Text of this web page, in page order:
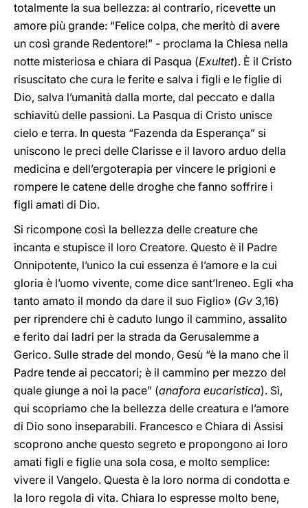
totalmente la sua bellezza: al contrario, ricevette un
amore più grande: “Felice colpa, che meritò di avere
un così grande Redentore!” - proclama la Chiesa nella
notte misteriosa e chiara di Pasqua (Exultet). È il Cristo
risuscitato che cura le ferite e salva i figli e le figlie di
Dio, salva l’umanità dalla morte, dal peccato e dalla
schiavitù delle passioni. La Pasqua di Cristo unisce
cielo e terra. In questa “Fazenda da Esperança” si
uniscono le preci delle Clarisse e il lavoro arduo della
medicina e dell’ergoterapia per vincere le prigioni e
rompere le catene delle droghe che fanno soffrire i
figli amati di Dio.
Si ricompone così la bellezza delle creature che
incanta e stupisce il loro Creatore. Questo è il Padre
Onnipotente, l’unico la cui essenza é l’amore e la cui
gloria è l’uomo vivente, come dice sant’Ireneo. Egli «ha
tanto amato il mondo da dare il suo Figlio» (Gv 3,16)
per riprendere chi è caduto lungo il cammino, assalito
e ferito dai ladri per la strada da Gerusalemme a
Gerico. Sulle strade del mondo, Gesù “è la mano che il
Padre tende ai peccatori; è il cammino per mezzo del
quale giunge a noi la pace” (anafora eucaristica). Sì,
qui scopriamo che la bellezza delle creatura e l’amore
di Dio sono inseparabili. Francesco e Chiara di Assisi
scoprono anche questo segreto e propongono ai loro
amati figli e figlie una sola cosa, e molto semplice:
vivere il Vangelo. Questa è la loro norma di condotta e
la loro regola di vita. Chiara lo espresse molto bene,